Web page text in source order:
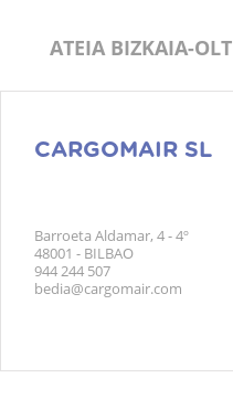
ATEIA BIZKAIA-OLT
CARGOMAIR SL
Barroeta Aldamar, 4 - 4º
48001 - BILBAO
944 244 507
bedia@cargomair.com